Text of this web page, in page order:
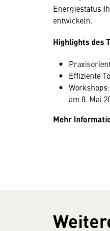
Energiestatus
entwickeln.
Highlights des
Effiziente
am 8. Mai
Mehr